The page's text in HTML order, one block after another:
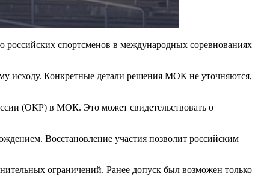
спортсменов в международных соревнованиях
исходу. Конкретные детали решения МОК не уточняются,
(ОКР) в МОК. Это может свидетельствовать о
Восстановление участия позволит российским
ограничений. Ранее допуск был возможен только